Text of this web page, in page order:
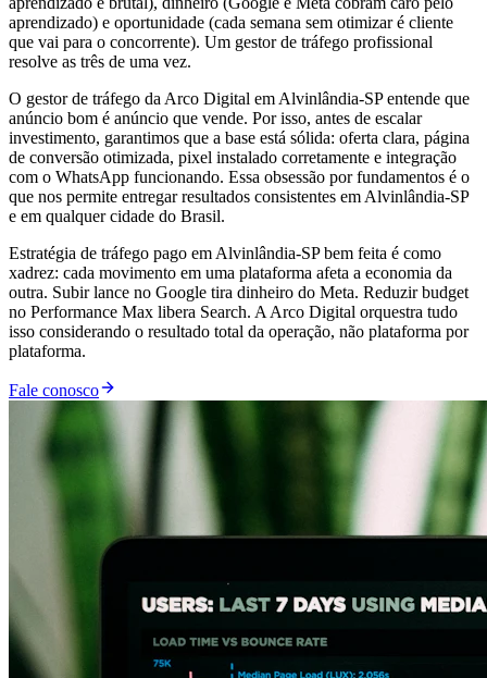
aprendizado) e oportunidade (cada semana sem otimizar é cliente
que vai para o concorrente). Um gestor de tráfego profissional
resolve as três de uma vez.
O gestor de tráfego da Arco Digital em Alvinlândia-SP entende que
anúncio bom é anúncio que vende. Por isso, antes de escalar
investimento, garantimos que a base está sólida: oferta clara, página
de conversão otimizada, pixel instalado corretamente e integração
com o WhatsApp funcionando. Essa obsessão por fundamentos é o
que nos permite entregar resultados consistentes em Alvinlândia-SP
e em qualquer cidade do Brasil.
Estratégia de tráfego pago em Alvinlândia-SP bem feita é como
xadrez: cada movimento em uma plataforma afeta a economia da
outra. Subir lance no Google tira dinheiro do Meta. Reduzir budget
no Performance Max libera Search. A Arco Digital orquestra tudo
isso considerando o resultado total da operação, não plataforma por
plataforma.
Fale conosco